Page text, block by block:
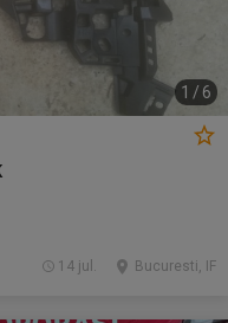
1 / 6
Bucuresti, IF
14 jul.